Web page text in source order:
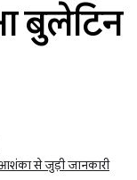
बुलेटिन
से जुड़ी जानकारी